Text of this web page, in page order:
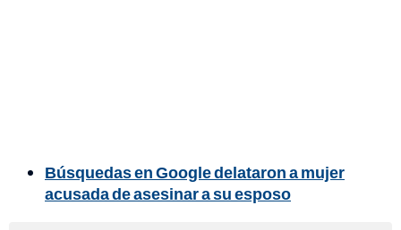
Búsquedas en Google delataron a mujer
acusada de asesinar a su esposo